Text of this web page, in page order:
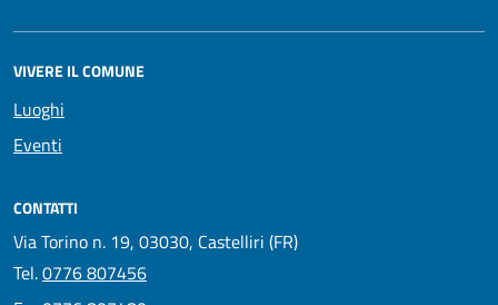
VIVERE IL COMUNE
Luoghi
Eventi
CONTATTI
Via Torino n. 19, 03030, Castelliri (FR)
Tel.0776 807456